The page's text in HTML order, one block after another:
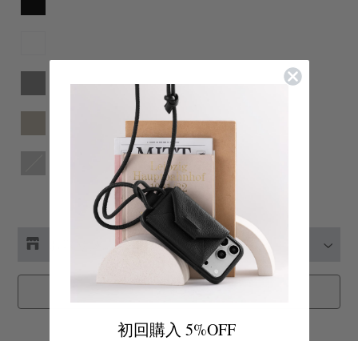
お取り扱い店舗の在庫をチェック
伊勢丹新宿 メンズ館- 在庫 -X
渋谷スクランブルスクエア店 - 在庫 -X
在庫切れ
初回購入 5%OFF